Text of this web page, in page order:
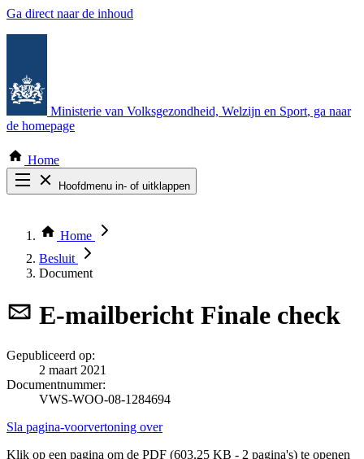
Ga direct naar de inhoud
Ministerie van Volksgezondheid, Welzijn en Sport, ga naar
de homepage
Home
Hoofdmenu in- of uitklappen
Thema COVID-19
Bekijk per bestuursorgaan
Home
Besluit
Document
E-mailbericht Finale check
Gepubliceerd op:
2 maart 2021
Documentnummer:
VWS-WOO-08-1284694
Sla pagina-voorvertoning over
Klik op een pagina om de PDF (603.25 KB - 2 pagina's) te openen